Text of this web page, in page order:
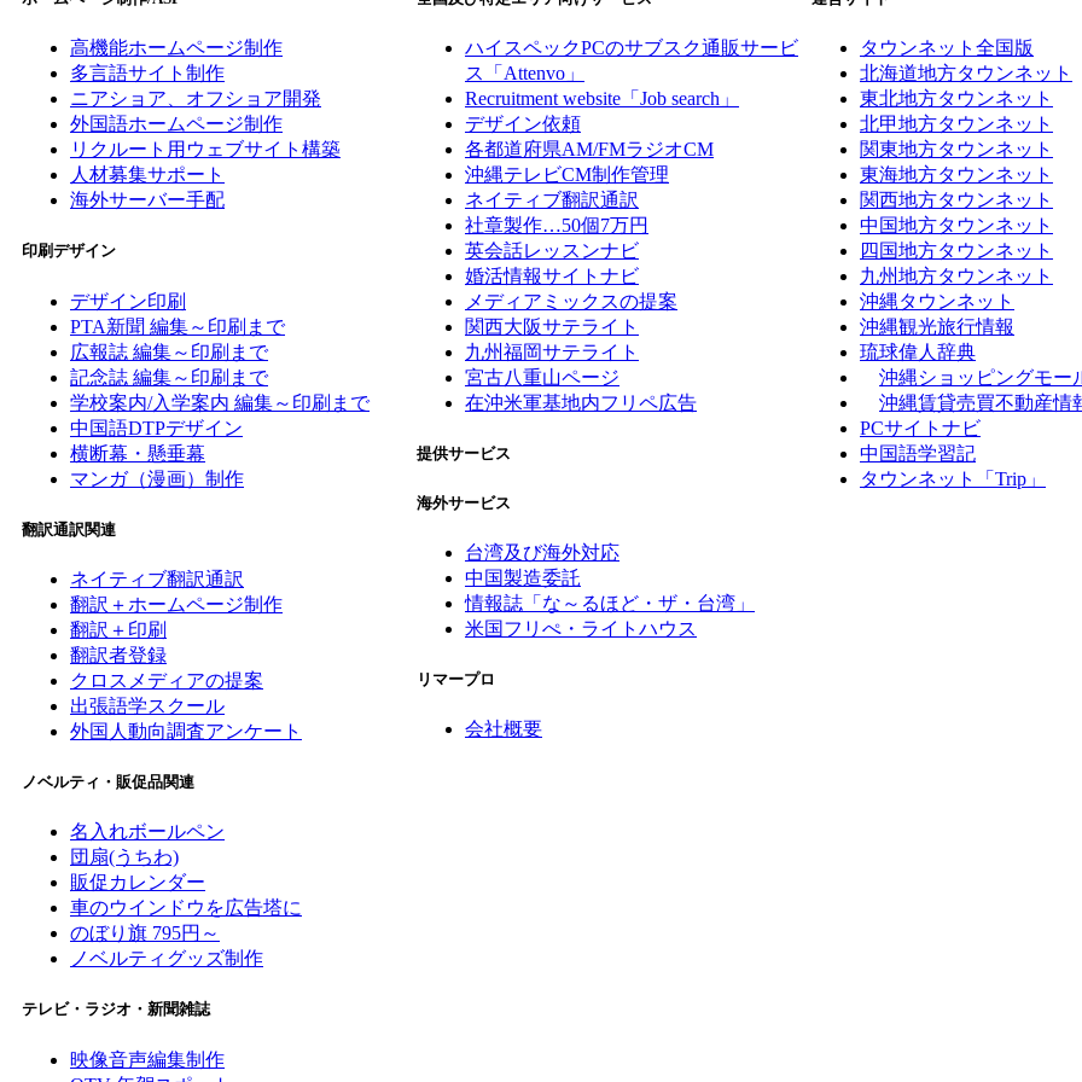
高機能ホームページ制作
多言語サイト制作
ニアショア、オフショア開発
外国語ホームページ制作
リクルート用ウェブサイト構築
人材募集サポート
海外サーバー手配
印刷デザイン
デザイン印刷
PTA新聞 編集～印刷まで
広報誌 編集～印刷まで
記念誌 編集～印刷まで
学校案内/入学案内 編集～印刷まで
中国語DTPデザイン
横断幕・懸垂幕
マンガ（漫画）制作
翻訳通訳関連
ネイティブ翻訳通訳
翻訳＋ホームページ制作
翻訳＋印刷
翻訳者登録
クロスメディアの提案
出張語学スクール
外国人動向調査アンケート
ノベルティ・販促品関連
名入れボールペン
団扇(うちわ)
販促カレンダー
車のウインドウを広告塔に
のぼり旗 795円～
ノベルティグッズ制作
テレビ・ラジオ・新聞雑誌
映像音声編集制作
ハイスペックPCのサブスク通販サービ
ス「Attenvo」
Recruitment website「Job search」
デザイン依頼
各都道府県AM/FMラジオCM
沖縄テレビCM制作管理
ネイティブ翻訳通訳
社章製作…50個7万円
英会話レッスンナビ
婚活情報サイトナビ
メディアミックスの提案
関西大阪サテライト
九州福岡サテライト
宮古八重山ページ
在沖米軍基地内フリペ広告
提供サービス
海外サービス
台湾及び海外対応
中国製造委託
情報誌「な～るほど・ザ・台湾」
米国フリぺ・ライトハウス
リマープロ
会社概要
タウンネット全国版
北海道地方タウンネット
東北地方タウンネット
北甲地方タウンネット
関東地方タウンネット
東海地方タウンネット
関西地方タウンネット
中国地方タウンネット
四国地方タウンネット
九州地方タウンネット
沖縄タウンネット
沖縄観光旅行情報
琉球偉人辞典
沖縄ショッピングモー
沖縄賃貸売買不動産情
PCサイトナビ
中国語学習記
タウンネット「Trip」